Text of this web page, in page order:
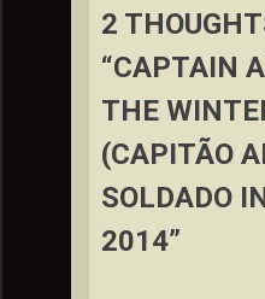
2
“CAPTAIN
THE
(CAPITÃO
SOLDADO
2014”